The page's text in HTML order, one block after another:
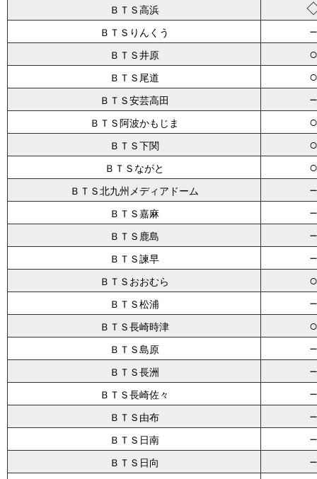
ＢＴＳ高浜
ＢＴＳりんくう
ＢＴＳ井原 ○
ＢＴＳ尾道 ○
ＢＴＳ安芸高田
ＢＴＳ阿波かもじま ○
ＢＴＳ下関 ○
ＢＴＳながと ○
ＢＴＳ北九州メディアドーム
ＢＴＳ嘉麻
ＢＴＳ鹿島
ＢＴＳ諫早
ＢＴＳおおむら ○
ＢＴＳ松浦
ＢＴＳ長崎時津 ○
ＢＴＳ島原
ＢＴＳ長洲
ＢＴＳ長崎佐々
ＢＴＳ由布
ＢＴＳ日南
ＢＴＳ日向